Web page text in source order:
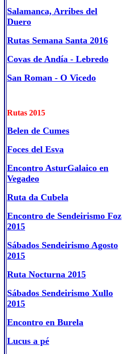
Salamanca, Arribes del
Duero
Rutas Semana Santa 2016
Covas de Andía - Lebredo
San Roman - O Vicedo
Rutas 2015
Belen de Cumes
Foces del Esva
Encontro AsturGalaico en
Vegadeo
Ruta da Cubela
Encontro de Sendeirismo Foz
2015
Sábados Sendeirismo Agosto
2015
Ruta Nocturna 2015
Sábados Sendeirismo Xullo
2015
Encontro en Burela
Lucus a pé